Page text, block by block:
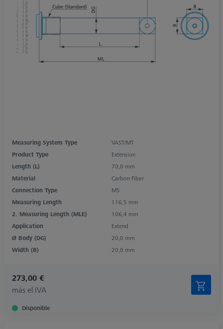
Measuring System Type
VAST/MT
Product Type
Extension
Length (L)
70,0 mm
Material
Carbon Fiber
Connection Type
M5
Measuring Length
116,5 mm
2. Measuring Length (MLE)
106,4 mm
Application
Extend
Ø Body (DG)
20,0 mm
Width (B)
20,0 mm
273,00 €
más el IVA
Disponible